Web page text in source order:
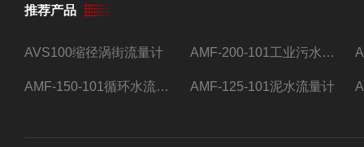
推荐产品
AVS100缩径涡街流量计 AMF-200-101工业污水流量计
AMF-150-101循环水流量计,电磁流量计 AMF-125-101泥水流量计